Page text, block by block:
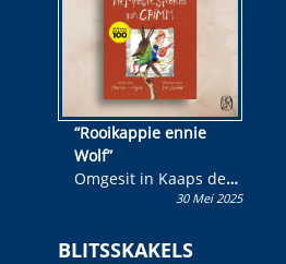
“Rooikappie ennie
Wolf”
Omgesit in Kaaps deur
Olivia M. Coetzee30 Mei 2025
BLITSSKAKELS